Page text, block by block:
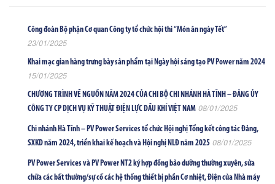
Công đoàn Bộ phận Cơ quan Công ty tổ chức hội thi “Món ăn ngày Tết”
23/01/2025
Khai mạc gian hàng trưng bày sản phẩm tại Ngày hội sáng tạo PV Power năm 2024
15/01/2025
CHƯƠNG TRÌNH VỀ NGUỒN NĂM 2024 CỦA CHI BỘ CHI NHÁNH HÀ TĨNH – ĐẢNG ỦY
CÔNG TY CP DỊCH VỤ KỸ THUẬT ĐIỆN LỰC DẦU KHÍ VIỆT NAM 08/01/2025
Chi nhánh Hà Tĩnh – PV Power Services tổ chức Hội nghị Tổng kết công tác Đảng,
SXKD năm 2024, triển khai kế hoạch và Hội nghị NLĐ năm 2025 08/01/2025
PV Power Services và PV Power NT2 ký hợp đồng bảo dưỡng thường xuyên, sửa
chữa các bất thường/sự cố các hệ thống thiết bị phần Cơ nhiệt, Điện của Nhà máy